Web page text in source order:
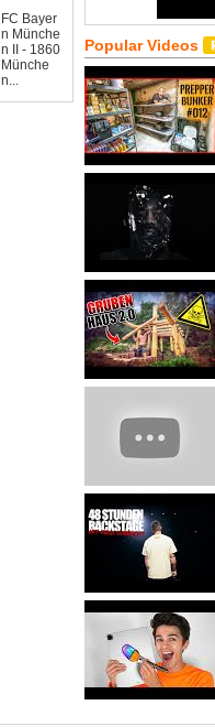
FC Bayer
n Münche
n II - 1860
Münche
n...
Popular Videos